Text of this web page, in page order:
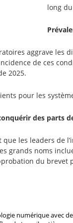
long
aggrave
de ces
2025.
pour les
des parts
les leaders de
grands noms
du
numérique avec